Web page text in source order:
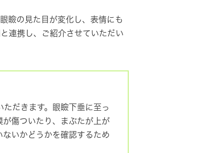
瞼の見た目が変化し、表情にも
連携し、ご紹介させていただい
だきます。眼瞼下垂に至っ
傷ついたり、まぶたが上が
いかどうかを確認するため